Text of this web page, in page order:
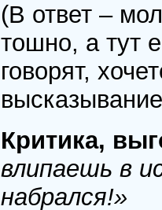
(В ответ –
тошно, а тут
говорят,
Критика,
влипаешь в
набрался!»